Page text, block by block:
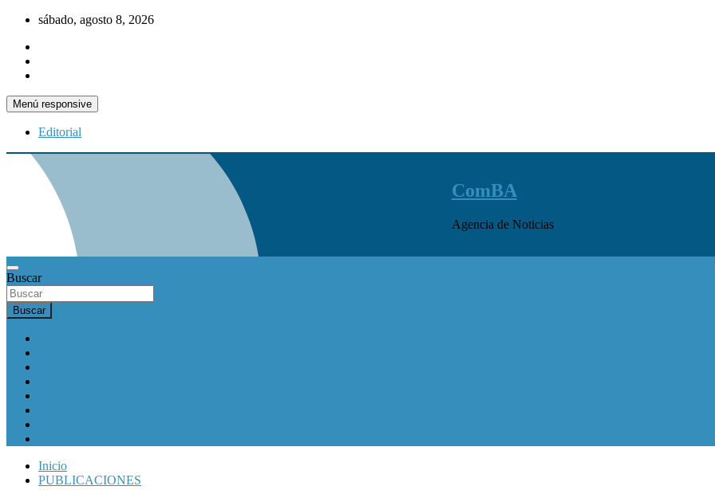
Saltar
contenido
sábado, agosto 8, 2026
Menú responsive
Editorial
ComBA
Agencia de Noticias
Buscar
Buscar
Inicio
PUBLICACIONES